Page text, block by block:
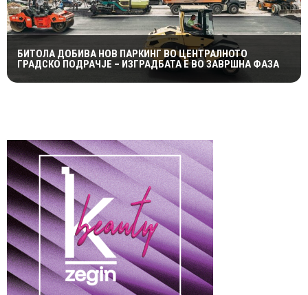
БИТОЛА ДОБИВА НОВ ПАРКИНГ ВО ЦЕНТРАЛНОТО
ГРАДСКО ПОДРАЧЈЕ – ИЗГРАДБАТА Е ВО ЗАВРШНА ФАЗА